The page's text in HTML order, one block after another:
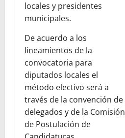
locales y presidentes
municipales.
De acuerdo a los
lineamientos de la
convocatoria para
diputados locales el
método electivo será a
través de la convención de
delegados y de la Comisión
de Postulación de